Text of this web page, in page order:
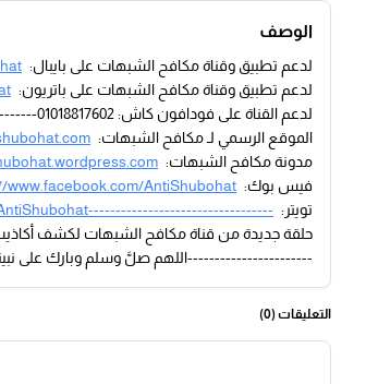
الوصف
لدعم تطبيق وقناة مكافح الشبهات على بايبال:
لدعم تطبيق وقناة مكافح الشبهات على باتريون:
لدعم القناة على فودافون كاش: 01018817602-------------------------------------مكافح الشبهات على تليجرام:
الموقع الرسمي لـ مكافح الشبهات:
مدونة مكافح الشبهات:
فيس بوك: www.facebook.com/AntiShubohat
تويتر:
-----------------------اللهم صلَّ وسلم وبارك على
التعليقات (0
)